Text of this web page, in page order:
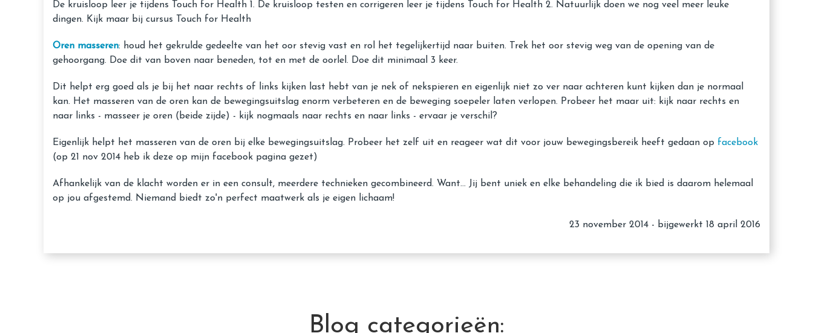
De kruisloop leer je tijdens Touch for Health 1. De kruisloop testen en corrigeren leer je tijdens Touch for Health 2. Natuurlijk doen we nog veel meer leuke
dingen. Kijk maar bij cursus Touch for Health
Oren masseren: houd het gekrulde gedeelte van het oor stevig vast en rol het tegelijkertijd naar buiten. Trek het oor stevig weg van de opening van de
gehoorgang. Doe dit van boven naar beneden, tot en met de oorlel. Doe dit minimaal 3 keer.
Dit helpt erg goed als je bij het naar rechts of links kijken last hebt van je nek of nekspieren en eigenlijk niet zo ver naar achteren kunt kijken dan je normaal
kan. Het masseren van de oren kan de bewegingsuitslag enorm verbeteren en de beweging soepeler laten verlopen. Probeer het maar uit: kijk naar rechts en
naar links - masseer je oren (beide zijde) - kijk nogmaals naar rechts en naar links - ervaar je verschil?
Eigenlijk helpt het masseren van de oren bij elke bewegingsuitslag. Probeer het zelf uit en reageer wat dit voor jouw bewegingsbereik heeft gedaan op facebook
(op 21 nov 2014 heb ik deze op mijn facebook pagina gezet)
Afhankelijk van de klacht worden er in een consult, meerdere technieken gecombineerd. Want… Jij bent uniek en elke behandeling die ik bied is daarom helemaal
op jou afgestemd. Niemand biedt zo'n perfect maatwerk als je eigen lichaam!
23 november 2014 - bijgewerkt 18 april 2016
Blog categorieën: